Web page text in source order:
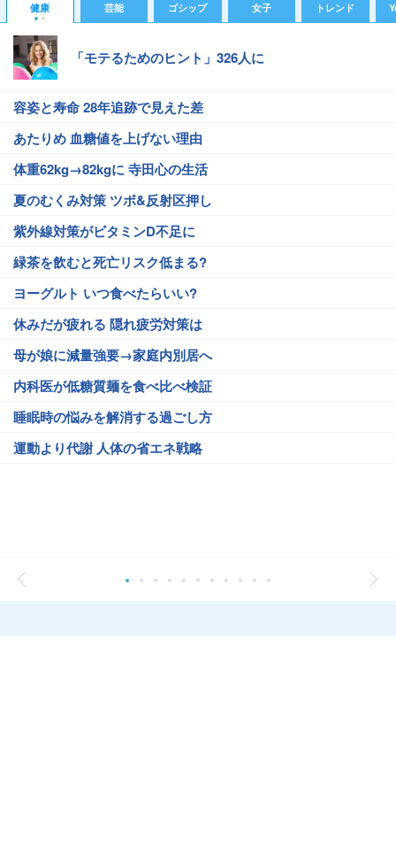
健康 芸能 ゴシップ 女子 トレンド
「モテるためのヒント」326人に
容姿と寿命 28年追跡で見えた差
あたりめ 血糖値を上げない理由
体重62kg→82kgに 寺田心の生活
夏のむくみ対策 ツボ&反射区押し
紫外線対策がビタミンD不足に
緑茶を飲むと死亡リスク低まる?
ヨーグルト いつ食べたらいい?
休みだが疲れる 隠れ疲労対策は
母が娘に減量強要→家庭内別居へ
内科医が低糖質麺を食べ比べ検証
睡眠時の悩みを解消する過ごし方
運動より代謝 人体の省エネ戦略